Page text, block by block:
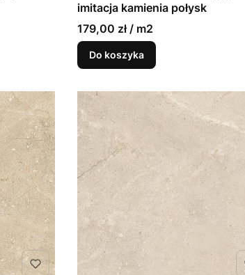
imitacja kamienia połysk
179,00 zł / m2
Do koszyka